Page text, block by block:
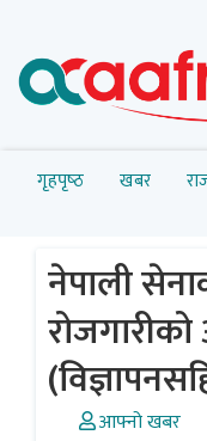
गृहपृष्‍ठ खबर
नेपाली
आफ्नो खबर